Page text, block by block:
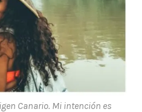
Canario. Mi intención es